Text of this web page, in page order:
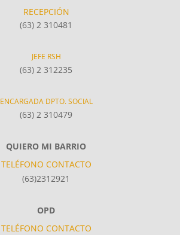
RECEPCIÓN
(63) 2 310481
JEFE RSH
(63) 2 312235
ENCARGADA DPTO. SOCIAL
(63) 2 310479
QUIERO MI BARRIO
TELÉFONO CONTACTO
(63)2312921
OPD
TELÉFONO CONTACTO